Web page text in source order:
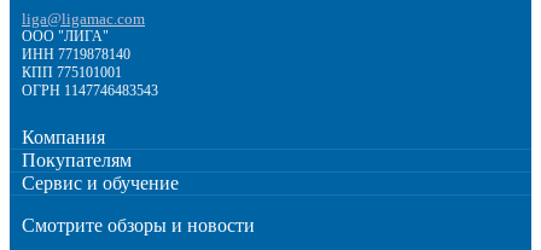
liga@ligamac.com
ООО "ЛИГА"
ИНН 7719878140
КПП 775101001
ОГРН 1147746483543
Компания
Покупателям
Сервис и обучение
Смотрите обзоры и новости